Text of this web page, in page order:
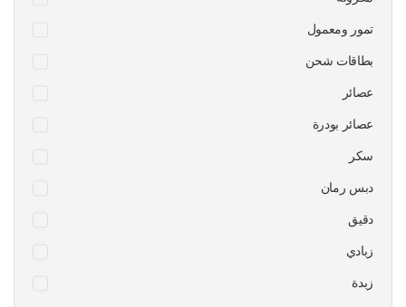
تمور ومعمول
بطاقات شحن
عصائر
عصائر بودرة
سكر
دبس رمان
دقيق
زبادي
زبدة